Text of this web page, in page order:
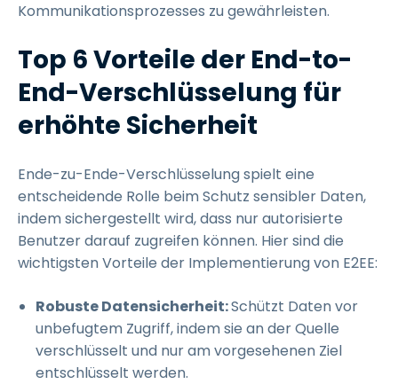
Kommunikationsprozesses zu gewährleisten.
Top 6 Vorteile der End-to-
End-Verschlüsselung für
erhöhte Sicherheit
Ende-zu-Ende-Verschlüsselung spielt eine
entscheidende Rolle beim Schutz sensibler Daten,
indem sichergestellt wird, dass nur autorisierte
Benutzer darauf zugreifen können. Hier sind die
wichtigsten Vorteile der Implementierung von E2EE:
Robuste Datensicherheit:Schützt Daten vor
unbefugtem Zugriff, indem sie an der Quelle
verschlüsselt und nur am vorgesehenen Ziel
entschlüsselt werden.